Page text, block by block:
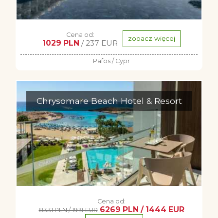
Cena od:
1029 PLN / 237 EUR zobacz więcej
Pafos / Cypr
Chrysomare Beach Hotel & Resort
Cena od:
8331 PLN / 1919 EUR 6269 PLN / 1444 EUR